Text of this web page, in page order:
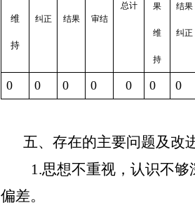
维
持
纠正 结果 审结
总计 果
维
持
结果
纠正
0 0 0 0 0 0 0
五、存在的主要问题及改
1.思想不重视，认识不
偏差。